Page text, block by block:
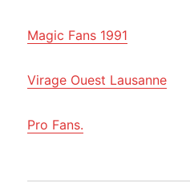
Magic Fans 1991
Virage Ouest Lausanne
Pro Fans.